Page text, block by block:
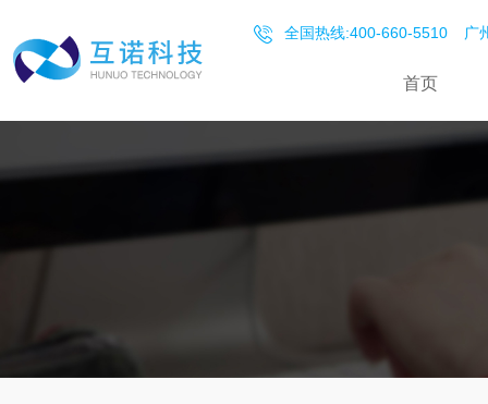
全国热线:400-660-5510 广
首页